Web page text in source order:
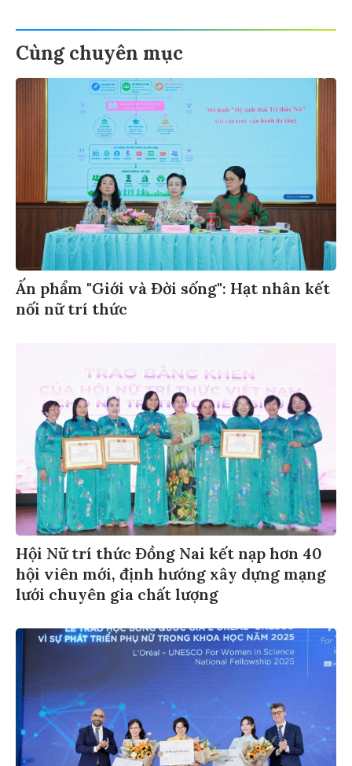
Cùng chuyên mục
Ấn phẩm "Giới và Đời sống": Hạt nhân kết
nối nữ trí thức
Hội Nữ trí thức Đồng Nai kết nạp hơn 40
hội viên mới, định hướng xây dựng mạng
lưới chuyên gia chất lượng